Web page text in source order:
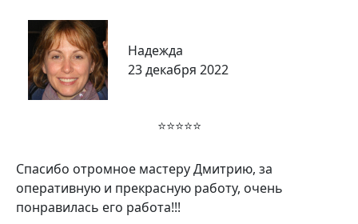
Надежда
23 декабря 2022
⭐⭐⭐⭐⭐
Спасибо отромное мастеру Дмитрию, за
оперативную и прекрасную работу, очень
понравилась его работа!!!